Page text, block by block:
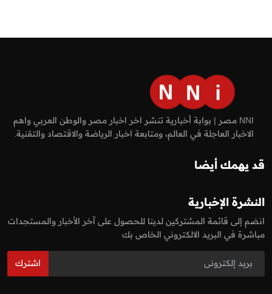
NNI مصر | بوابة أخبارية تنشر اخر اخبار مصر والوطن العربي واهم
الاخبار العاجلة في العالم، ومتابعة اخبار الرياضة والاقتصاد والتقنية.
قد يهمك أيضا
النشرة الإخبارية
انضم إلى قائمة المشتركين لدينا للحصول على آخر الأخبار والمستجدات
مباشرة في البريد الالكتروني الخاص بك
اشترك